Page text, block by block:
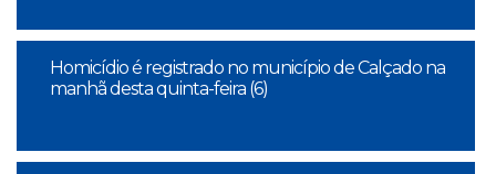
Homicídio é registrado no município de Calçado na
manhã desta quinta-feira (6)